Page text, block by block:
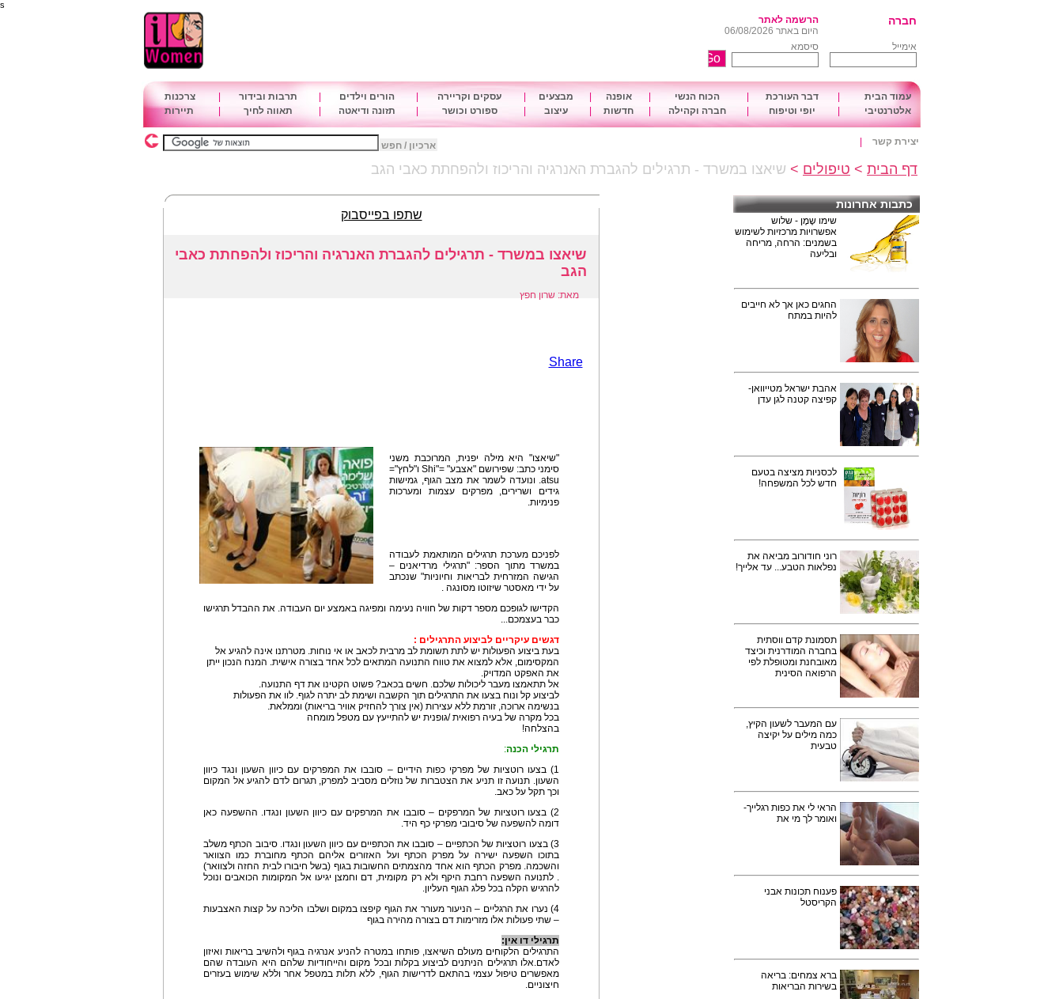
s
חברה
הרשמה לאתר
היום באתר 06/08/2026
אימייל
סיסמא
עמוד הבית דבר העורכת הכוח הנשי אופנה מבצעים עסקים וקריירה הורים וילדים תרבות ובידור
צרכנות
אלטרנטיבי
יופי וטיפוח חברה וקהילה חדשות עיצוב ספורט וכושר תזונה ודיאטה תאווה לחיך תיירות
יצירת קשר ארכיון / חפש
דף הבית > טיפולים > שיאצו במשרד - תרגילים להגברת האנרגיה והריכוז ולהפחתת כאבי הגב
כתבות אחרונות
שימו שֶמֶן - שלוש
אפשרויות מרכזיות לשימוש
בשמנים: הרחה, מריחה
ובליעה
החגים כאן אך לא חייבים
להיות במתח
אהבת ישראל מטייוואן-
קפיצה קטנה לגן עדן
לכסניות מציצה בטעם
חדש לכל המשפחה!
רוני חודורוב מביאה את
נפלאות הטבע... עד אלייך!
תסמונת קדם ווסתית
בחברה המודרנית וכיצד
מאובחנת ומטופלת לפי
הרפואה הסינית
עם המעבר לשעון הקיץ,
כמה מילים על יקיצה
טבעית
הראי לי את כפות רגלייך-
ואומר לך מי את
פענוח תכונות אבני
הקריסטל
ברא צמחים: בריאה
בשירות הבריאות
שתפו בפייסבוק
שיאצו במשרד - תרגילים להגברת האנרגיה והריכוז ולהפחתת כאבי
הגב
מאת: שרון חפץ
Share
"שיאצו" היא מילה יפנית, המרוכבת משני
סימני כתב: שפירושם "אצבע" ="Shi ו"לחץ"=
atsu. ונועדה לשמר את מצב הגוף, גמישות
גידים ושרירים, מפרקים עצמות ומערכות
פנימיות.
לפניכם מערכת תרגילים המותאמת לעבודה
במשרד מתוך הספר: "תרגילי מרדיאנים –
הגישה המזרחית לבריאות וחיוניות" שנכתב
על ידי מאסטר שיזוטו מסונגה .
הקדישו לגופכם מספר דקות של חוויה נעימה ומפיגה באמצע יום העבודה. את ההבדל תרגישו
כבר בעצמכם...
דגשים עיקריים לביצוע התרגילים :
בעת ביצוע הפעולות יש לתת תשומת לב מרבית לכאב או אי נוחות. מטרתנו אינה להגיע אל
המקסימום, אלא למצוא את טווח התנועה המתאים לכל אחד בצורה אישית. המנח הנכון ייתן
את האפקט המדויק.
אל תתאמצו מעבר ליכולות שלכם. חשים בכאב? פשוט הקטינו את דף התנועה.
לביצוע קל ונוח בצעו את התרגילים תוך הקשבה ושימת לב יתרה לגוף. לוו את הפעולות
בנשימה ארוכה, זורמת ללא עצירות (אין צורך להחזיק אוויר בריאות) וממלאת.
בכל מקרה של בעיה רפואית /גופנית יש להתייעץ עם מטפל מומחה
בהצלחה!
תרגילי הכנה:
1) בצעו רוטציות של מפרקי כפות הידיים – סובבו את המפרקים עם כיוון השעון ונגד כיוון
השעון. תנועה זו תניע את הצטברות של נוזלים מסביב למפרק, תגרום לדם להגיע אל המקום
וכך תקל על כאב.
2) בצעו רוטציות של המרפקים – סובבו את המרפקים עם כיוון השעון ונגדו. ההשפעה כאן
דומה להשפעה של סיבובי מפרקי כף היד.
3) בצעו רוטציות של הכתפיים – סובבו את הכתפיים עם כיוון השעון ונגדו. סיבוב הכתף משלב
בתוכו השפעה ישירה על מפרק הכתף ועל האזורים אליהם הכתף מחוברת כמו הצוואר
והשכמה. מפרק הכתף הוא אחד מהצמתים החשובות בגוף (בשל חיבורו לבית החזה ולצוואר)
. לתנועה השפעה רחבת היקף ולא רק מקומית, דם וחמצן יגיעו אל המקומות הכואבים ונוכל
להרגיש הקלה בכל פלג הגוף העליון.
4) נערו את הרגליים – הניעור מעורר את הגוף קיפצו במקום ושלבו הליכה על קצות האצבעות
– שתי פעולות אלו מזרימות דם בצורה מהירה בגוף
תרגילי דו אין:
התרגילים הלקוחים מעולם השיאצו, פותחו במטרה להניע אנרגיה בגוף ולהשיב בריאות ואיזון
לאדם.אלו תרגילים הניתנים לביצוע בקלות ובכל מקום והייחודיות שלהם היא העובדה שהם
מאפשרים טיפול עצמי בהתאם לדרישות הגוף, ללא תלות במטפל אחר וללא שימוש בעזרים
חיצוניים.